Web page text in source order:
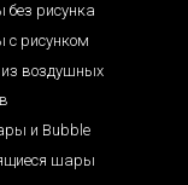
рисунка
рисунком
воздушных
и Bubble
шары